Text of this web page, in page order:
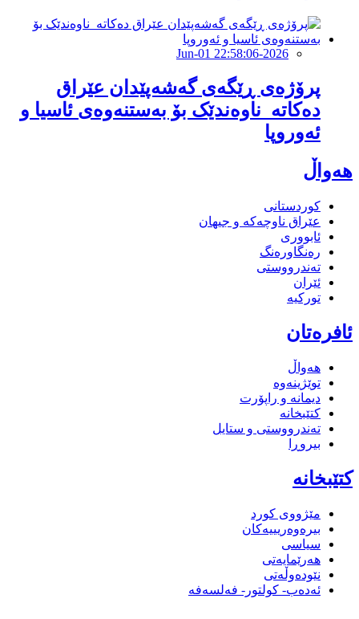
2026-Jun-01 22:58:06
پرۆژەی ڕێگەی گەشەپێدان عێراق
دەکاتە ناوەندێک بۆ بەستنەوەی ئاسیا و
ئەوروپا
هەواڵ
کوردستانی
عێراق ناوچەکە و جیهان
ئابووری
رەنگاورەنگ
تەندرووستی
ئێران
تورکیە
ئافرەتان
هەواڵ
توێژینەوە
دیمانە و راپۆرت
کتێبخانە
تەندرووستی و ستایل
بیروڕا
کتێبخانە
مێژووى کورد
بیرەوەریییەکان
سیاسى
هەرێمایەتی
نێودەوڵەتی
ئەدەب- کولتور- فەلسەفە